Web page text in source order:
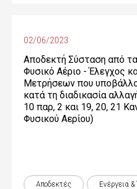
02/06/2023
Αποδεκτή Σύσταση από
Φυσικό Αέριο - Έλεγχος
Μετρήσεων που
κατά τη διαδικασία
10 παρ, 2 και 19, 20, 21
Φυσικού Αερίου)
Αποδεκτές Ενέργεια